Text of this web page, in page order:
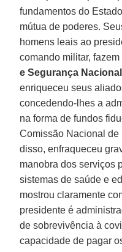
fundamentos do
mútua de poderes.
homens leais ao
comando militar,
e Segurança Nacional
enriqueceu seus
concedendo-lhes a
na forma de fundos
Comissão Nacional de
disso, enfraqueceu
manobra dos serviços
sistemas de saúde e
mostrou claramente
presidente é
de sobrevivência à
capacidade de pagar